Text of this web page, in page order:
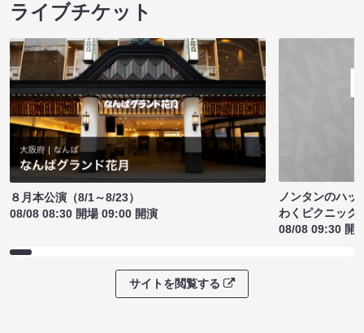
ライブチケット
８月本公演（8/1～8/23）
08/08 08:30 開場 09:00 開演
ノンタンのハッ
わくピクニック
08/08 09:30 開
サイトを閲覧する